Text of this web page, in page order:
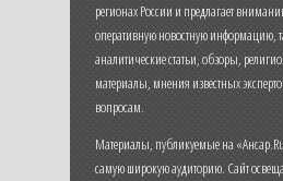
регионах России и предлагает
оперативную новостную информацию,
аналитические статьи, обзоры,
материалы, мнения известных
вопросам.
Материалы, публикуемые на
самую широкую аудиторию. Сайт